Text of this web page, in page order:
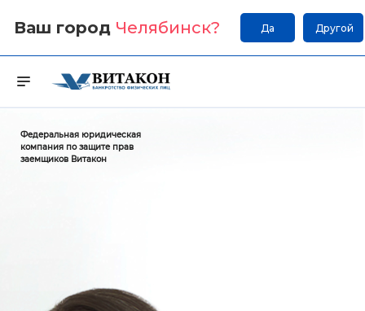
Ваш город Челябинск? Да Другой
Федеральная юридическая
компания по защите прав
заемщиков Витакон